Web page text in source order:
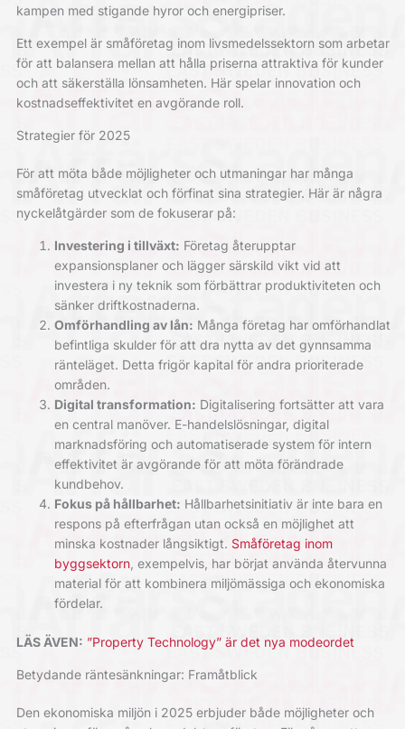
kampen med stigande hyror och energipriser.
Ett exempel är småföretag inom livsmedelssektorn som arbetar
för att balansera mellan att hålla priserna attraktiva för kunder
och att säkerställa lönsamheten. Här spelar innovation och
kostnadseffektivitet en avgörande roll.
Strategier för 2025
För att möta både möjligheter och utmaningar har många
småföretag utvecklat och förfinat sina strategier. Här är några
nyckelåtgärder som de fokuserar på:
Investering i tillväxt: Företag återupptar
expansionsplaner och lägger särskild vikt vid att
investera i ny teknik som förbättrar produktiviteten och
sänker driftkostnaderna.
Omförhandling av lån: Många företag har omförhandlat
befintliga skulder för att dra nytta av det gynnsamma
ränteläget. Detta frigör kapital för andra prioriterade
områden.
Digital transformation: Digitalisering fortsätter att vara
en central manöver. E-handelslösningar, digital
marknadsföring och automatiserade system för intern
effektivitet är avgörande för att möta förändrade
kundbehov.
Fokus på hållbarhet: Hållbarhetsinitiativ är inte bara en
respons på efterfrågan utan också en möjlighet att
minska kostnader långsiktigt. Småföretag inom
byggsektorn, exempelvis, har börjat använda återvunna
material för att kombinera miljömässiga och ekonomiska
fördelar.
LÄS ÄVEN: ”Property Technology” är det nya modeordet
Betydande räntesänkningar: Framåtblick
Den ekonomiska miljön i 2025 erbjuder både möjligheter och